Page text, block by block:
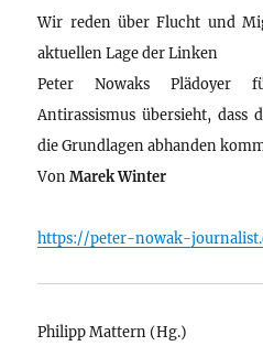
Wir reden über Flucht und
aktuellen Lage der Linken
Peter Nowaks Plädoyer
Antirassismus übersieht,
die Grundlagen abhanden
VonMarek Winter
https://peter-nowak-
Philipp Mattern (Hg.)